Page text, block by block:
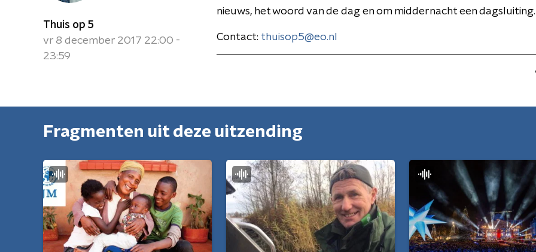
Thuis op 5
vr 8 december 2017 22:00 -
23:59
nieuws, het woord van de dag en om middernacht een dagsluiting.
Contact: thuisop5@eo.nl
Fragmenten uit deze uitzending